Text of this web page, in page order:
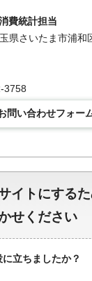
費統計担当
県さいたま市浦和
3758
問い合わせフォー
イトにする
せください
立ちましたか？